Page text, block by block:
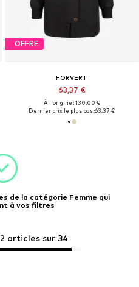
articles sur 34
OFFRE
FORVERT
63,37 €
À l'origine : 130,00 €
Dernier prix le plus bas :63,37 €
de la catégorie Femme qui
à vos filtres